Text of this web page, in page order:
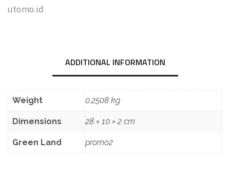
utomo.id
ADDITIONAL INFORMATION
Weight 0,2508 kg
Dimensions 28 × 10 × 2 cm
Green Land promo2